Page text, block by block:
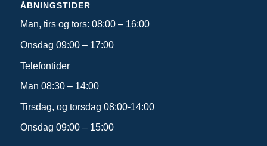
ÅBNINGSTIDER
Man, tirs og tors: 08:00 – 16:00
Onsdag 09:00 – 17:00
Telefontider
Man 08:30 – 14:00
Tirsdag, og torsdag 08:00-14:00
Onsdag 09:00 – 15:00